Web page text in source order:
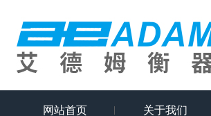
网站首页 关于我们